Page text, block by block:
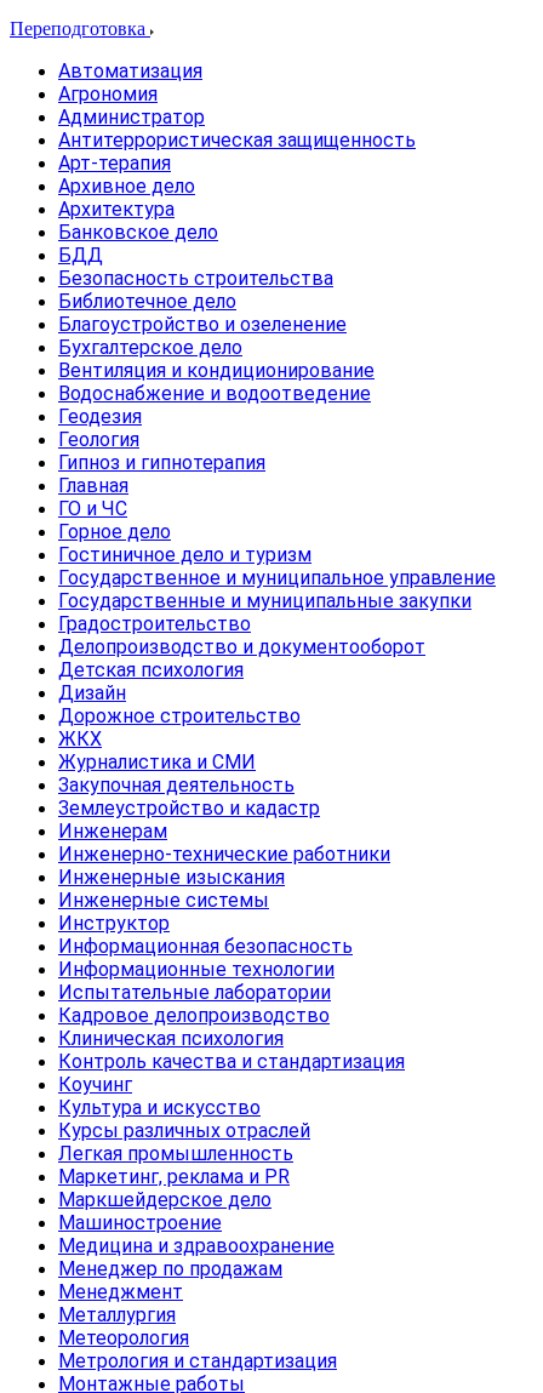
Переподготовка
Автоматизация
Агрономия
Администратор
Антитеррористическая защищенность
Арт-терапия
Архивное дело
Архитектура
Банковское дело
БДД
Безопасность строительства
Библиотечное дело
Благоустройство и озеленение
Бухгалтерское дело
Вентиляция и кондиционирование
Водоснабжение и водоотведение
Геодезия
Геология
Гипноз и гипнотерапия
Главная
ГО и ЧС
Горное дело
Гостиничное дело и туризм
Государственное и муниципальное управление
Государственные и муниципальные закупки
Градостроительство
Делопроизводство и документооборот
Детская психология
Дизайн
Дорожное строительство
ЖКХ
Журналистика и СМИ
Закупочная деятельность
Землеустройство и кадастр
Инженерам
Инженерно-технические работники
Инженерные изыскания
Инженерные системы
Инструктор
Информационная безопасность
Информационные технологии
Испытательные лаборатории
Кадровое делопроизводство
Клиническая психология
Контроль качества и стандартизация
Коучинг
Культура и искусство
Курсы различных отраслей
Легкая промышленность
Маркетинг, реклама и PR
Маркшейдерское дело
Машиностроение
Медицина и здравоохранение
Менеджер по продажам
Менеджмент
Металлургия
Метеорология
Метрология и стандартизация
Монтажные работы